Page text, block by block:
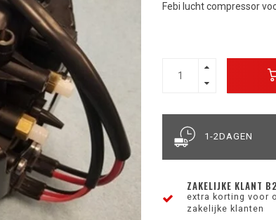
Febi lucht compressor
1-2DAGEN
ZAKELIJKE KLANT
extra korting voor
zakelijke klanten